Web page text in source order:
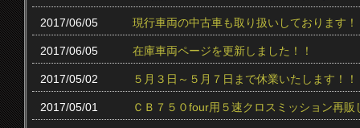
2017/06/05 現行車両の中古車も取り扱いしております！
2017/06/05 在庫車両ページを更新しました！！
2017/05/02 ５月３日～５月７日まで休業いたします！！
2017/05/01 ＣＢ７５０four用５速クロスミッション再販